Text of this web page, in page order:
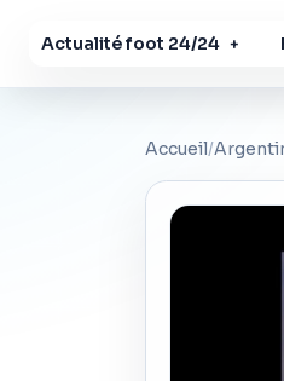
Actualité foot 24/24 +
Accueil/